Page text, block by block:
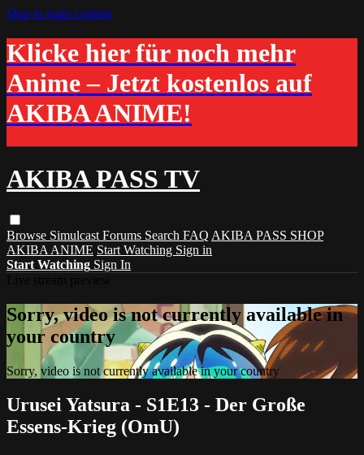
Skip to main content
Klicke hier für noch mehr
Anime – Jetzt kostenlos auf
AKIBA ANIME!
AKIBA PASS TV
Browse Simulcast Forums Search FAQ AKIBA PASS SHOP
AKIBA ANIME Start Watching Sign in
Start Watching Sign In
Sorry, video is not currently available in
your country
Sorry, video is not currently available in your country
Urusei Yatsura - S1E13 - Der Große
Essens-Krieg (OmU)